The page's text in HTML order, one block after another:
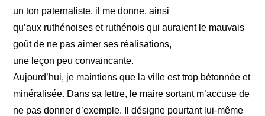
un ton paternaliste, il me donne, ainsi
qu’aux ruthénoises et ruthénois qui auraient le mauvais
goût de ne pas aimer ses réalisations,
une leçon peu convaincante.
Aujourd’hui, je maintiens que la ville est trop bétonnée et
minéralisée. Dans sa lettre, le maire sortant m’accuse de
ne pas donner d’exemple. Il désigne pourtant lui-même